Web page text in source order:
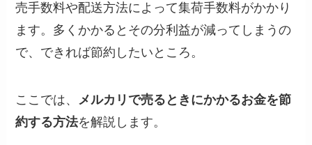
売手数料や配送方法によって集荷手数料がかかり
ます。多くかかるとその分利益が減ってしまうの
で、できれば節約したいところ。
ここでは、
メルカリで売るときにかかるお金を節
約する方法を解説します。